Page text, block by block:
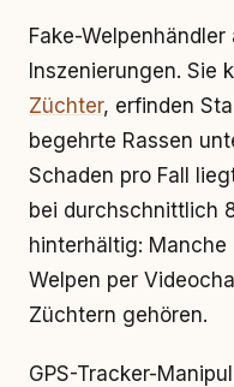
Fake-
Inszenierungen. Sie
Züchter, erfinden
begehrte Rassen
Schaden pro Fall
bei durchschnittlich
hinterhältig:
Welpen per
Züchtern gehören.
GPS-Tracker-